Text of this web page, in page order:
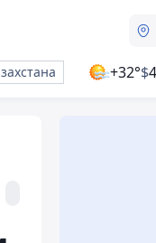
+32°$